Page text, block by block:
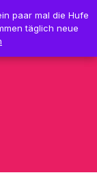
0 0,00 €
paar mal die Hufe
täglich neue
paar mal die Hufe
täglich neue